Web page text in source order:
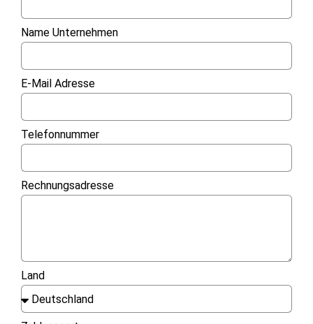
Name Unternehmen
E-Mail Adresse
Telefonnummer
Rechnungsadresse
Land